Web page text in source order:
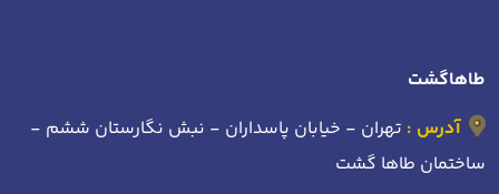
طاهاگشت
آدرس : تهران - خیابان پاسداران - نبش نگارستان ششم -
ساختمان طاها گشت